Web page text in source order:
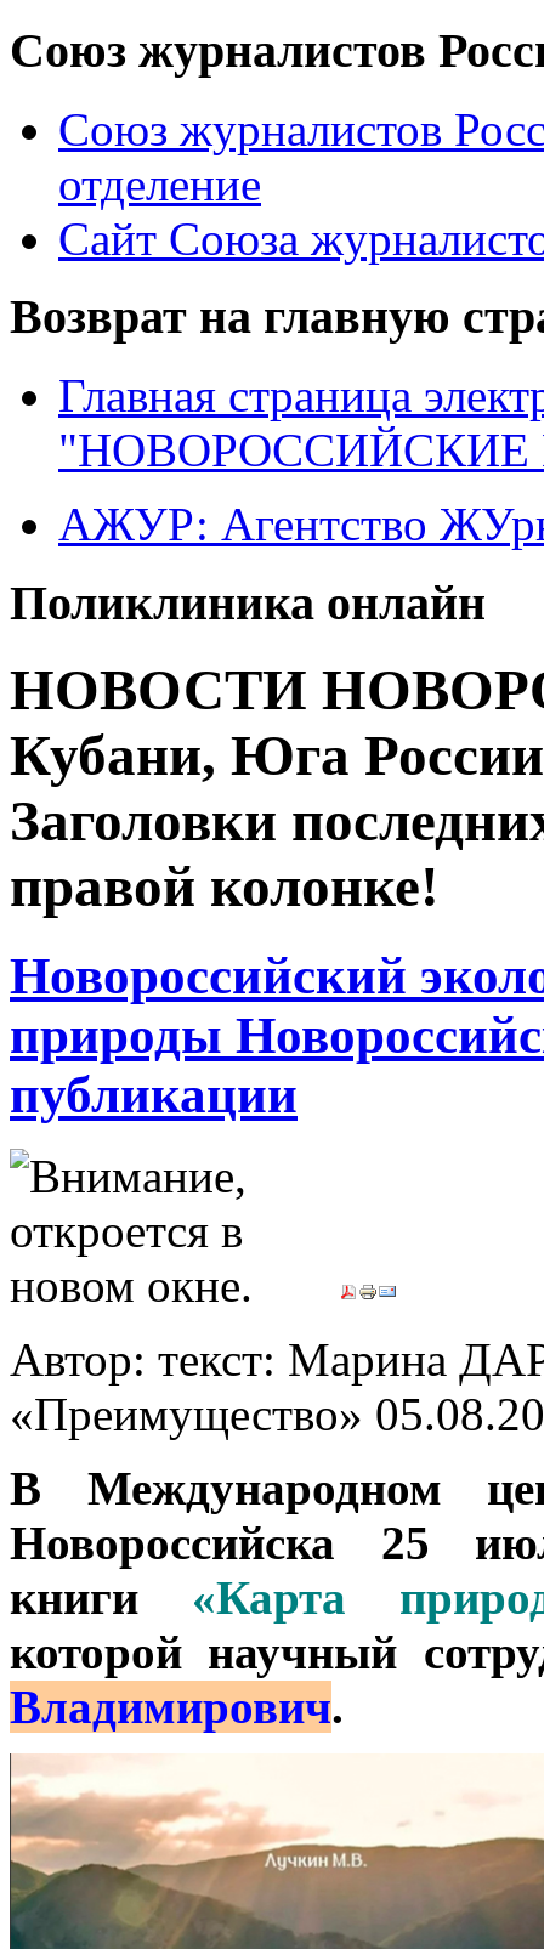
Союз журналистов
Союз журналистов
отделение
Сайт Союза
Возврат на главную
Главная страница
"НОВОРОССИЙСКИЕ
АЖУР: Агентство
Поликлиника онлайн
НОВОСТИ
Кубани, Юга
Заголовки
правой колонке!
Новороссийский
природы
публикации
Автор: текст: Марина
«Преимущество»
В Международном
Новороссийска 25
книги «Карта
которой научный
Владимирович.